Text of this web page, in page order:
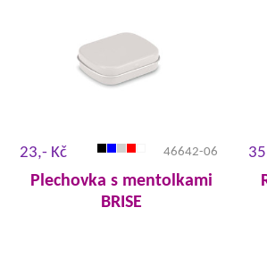
23,- Kč 46642-06
Plechovka s mentolkami
BRISE